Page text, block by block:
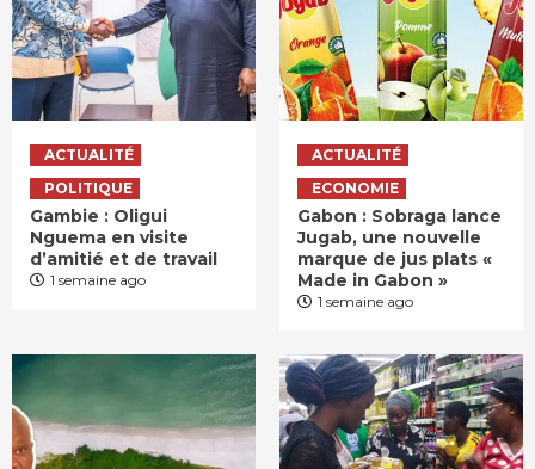
ACTUALITÉ
POLITIQUE
Gambie : Oligui
Nguema en visite
d’amitié et de travail
1 semaine ago
ACTUALITÉ
ECONOMIE
Gabon : Sobraga lance
Jugab, une nouvelle
marque de jus plats «
Made in Gabon »
1 semaine ago